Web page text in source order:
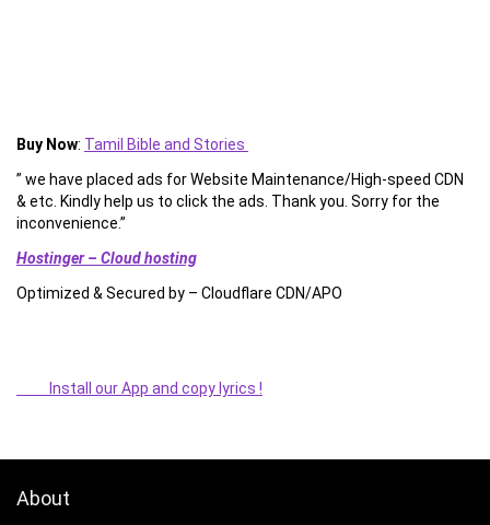
Buy Now: Tamil Bible and Stories
” we have placed ads for Website Maintenance/High-speed CDN
& etc. Kindly help us to click the ads. Thank you. Sorry for the
inconvenience.”
Hostinger – Cloud hosting
Optimized & Secured by – Cloudflare CDN/APO
Install our App and copy lyrics !
About